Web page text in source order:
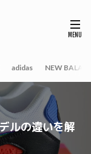
adidas NEW
ルの違いを解